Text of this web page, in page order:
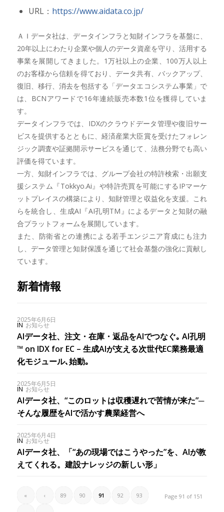
URL： https://www.aidata.co.jp/
ＡＩデータ社は、データインフラと知財インフラを基盤に、
20年以上にわたり企業や個人のデータ資産を守り、活用する
事業を展開してきました。1万社以上の企業、100万人以上
のお客様から信頼を得ており、データ共有、バックアップ、
復旧、移行、消去を包括する「データエコシステム事業」で
は、BCNアワードで16年連続販売本数1位を獲得していま
す。
データインフラでは、IDXのクラウドデータ管理や復旧サー
ビスを提供するとともに、経済産業大臣賞を受けたフォレン
ジック調査や証拠開示サービスを通じて、法務分野でも高い
評価を得ています。
一方、知財インフラでは、グループ会社の特許検索・出願支
援システム『Tokkyo.Ai』や特許売買を可能にするIPマーケ
ットプレイスの構築により、知財管理と収益化を支援。これ
らを統合し、生成AI『AI孔明TM』によるデータと知財の融
合プラットフォームを展開しています。
また、防衛省との連携による若手エンジニア育成にも注力
し、データ管理と知財保護を通じて社会基盤の強化に貢献し
ています。
新着情報
2025年6月6日
IN お知らせ
AIデータ社、注文・在庫・返品をAIでつなぐ｡ AI孔明
™ on IDX for EC – 生成AIが支える次世代EC業務最適
化モジュール､始動｡
2025年6月5日
IN お知らせ
AIデータ社、“このロットは収穫遅れで苦情が来た”─
そんな履歴をAIで活かす農業経営へ
2025年6月4日
IN お知らせ
AIデータ社、「“あの現場ではこうやった”を、AIが教
えてくれる。建設ナレッジの新しい形」
Page 91 of 151
« ‹ 89 90 91 92 93